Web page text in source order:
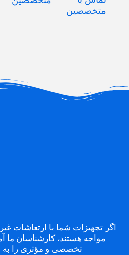
متخصصین
اگر تجهیزات شما با ارتعاشات
مواجه هستند، کارشناسان ما
تخصصی و مؤثری را به